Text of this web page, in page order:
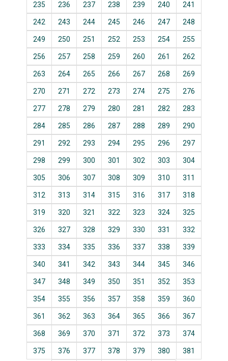
235 236 237 238 239 240 241
242 243 244 245 246 247 248
249 250 251 252 253 254 255
256 257 258 259 260 261 262
263 264 265 266 267 268 269
270 271 272 273 274 275 276
277 278 279 280 281 282 283
284 285 286 287 288 289 290
291 292 293 294 295 296 297
298 299 300 301 302 303 304
305 306 307 308 309 310 311
312 313 314 315 316 317 318
319 320 321 322 323 324 325
326 327 328 329 330 331 332
333 334 335 336 337 338 339
340 341 342 343 344 345 346
347 348 349 350 351 352 353
354 355 356 357 358 359 360
361 362 363 364 365 366 367
368 369 370 371 372 373 374
375 376 377 378 379 380 381